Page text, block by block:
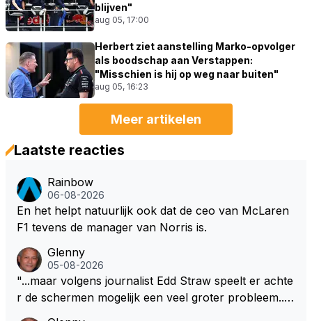
blijven"
aug 05, 17:00
Herbert ziet aanstelling Marko-opvolger
als boodschap aan Verstappen:
"Misschien is hij op weg naar buiten"
aug 05, 16:23
Meer artikelen
Laatste reacties
Rainbow
06-08-2026
En het helpt natuurlijk ook dat de ceo van McLaren
F1 tevens de manager van Norris is.
Glenny
05-08-2026
"...maar volgens journalist Edd Straw speelt er achte
r de schermen mogelijk een veel groter probleem..."